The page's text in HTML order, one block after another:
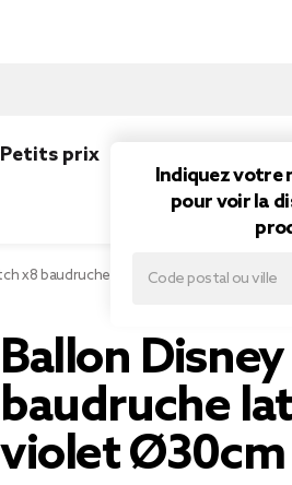
Indiquez votre
pour voir la
Petits prix
x8 baudruche latex bleu et violet Ø30cm
Ballon
baudruche
violet Ø30cm